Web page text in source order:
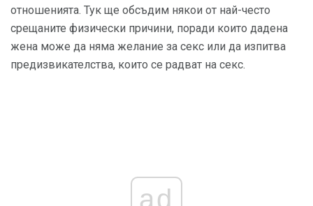
отношенията. Тук ще обсъдим някои от най-често
срещаните физически причини, поради които дадена
жена може да няма желание за секс или да изпитва
предизвикателства, които се радват на секс.
ad